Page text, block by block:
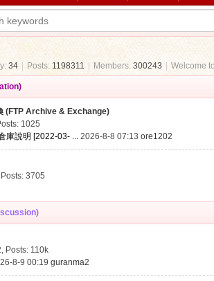
34 Posts:1198311 Members: 300243 Welcome
(FTP Archive & Exchange)
1025
庫說明 [2022-03- ... 2026-8-8 07:13 ore1202
Posts: 3705
, Posts: 110k
8-9 00:19 guranma2